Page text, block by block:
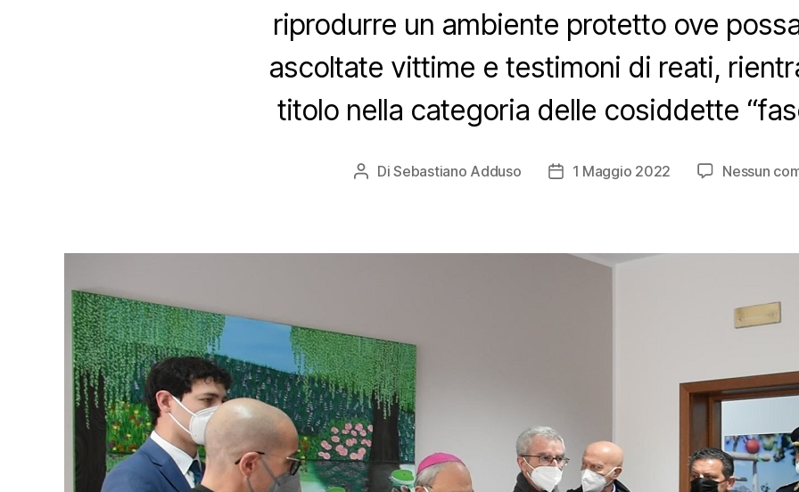
riprodurre un ambiente protetto ove
ascoltate vittime e testimoni di reati,
titolo nella categoria delle cosiddette
Autore
DiSebastiano Adduso
Data1 Maggio 2022 Nessun